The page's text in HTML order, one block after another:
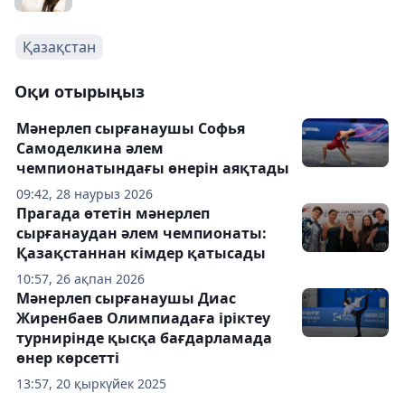
Қазақстан
Оқи отырыңыз
09:42, 28 наурыз 2026
Мәнерлеп сырғанаушы Софья
Самоделкина әлем
чемпионатындағы өнерін аяқтады
10:57, 26 ақпан 2026
Прагада өтетін мәнерлеп
сырғанаудан әлем чемпионаты:
Қазақстаннан кімдер қатысады
13:57, 20 қыркүйек 2025
Мәнерлеп сырғанаушы Диас
Жиренбаев Олимпиадаға іріктеу
турнирінде қысқа бағдарламада
өнер көрсетті